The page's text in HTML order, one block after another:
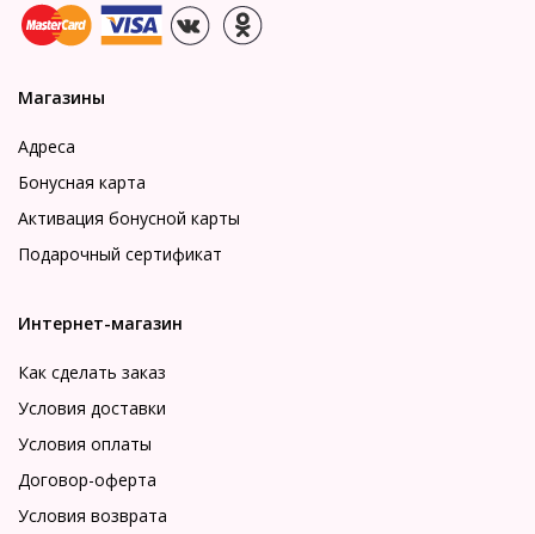
Магазины
Адреса
Бонусная карта
Активация бонусной карты
Подарочный сертификат
Интернет-магазин
Как сделать заказ
Условия доставки
Условия оплаты
Договор-оферта
Условия возврата